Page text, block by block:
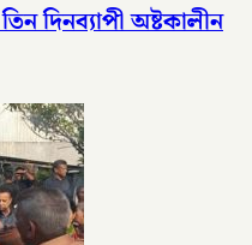
দিনব্যাপী অষ্টকালীন